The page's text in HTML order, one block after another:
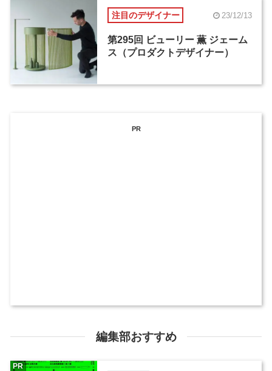
注目のデザイナー 23/12/13
第295回 ビューリー 薫 ジェーム
ス（プロダクトデザイナー）
PR
編集部おすすめ
PR